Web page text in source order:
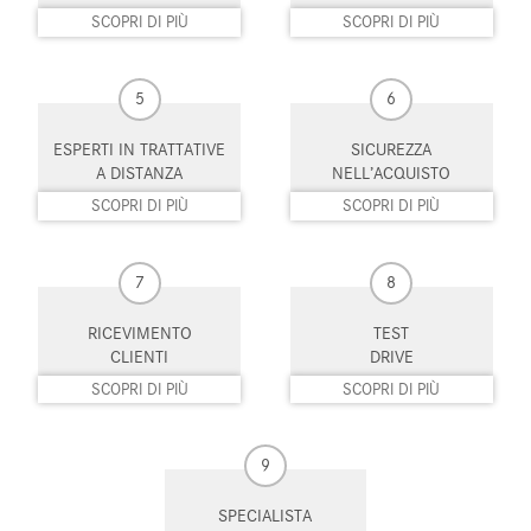
Start/Stop Automatico Supporto lombare
Vetri oscurati
SCOPRI DI PIÙ
SCOPRI DI PIÙ
5
ESPERTI IN TRATTATIVE
A DISTANZA
SCOPRI DI PIÙ
6
SICUREZZA
NELL’ACQUISTO
SCOPRI DI PIÙ
7
RICEVIMENTO
CLIENTI
SCOPRI DI PIÙ
8
TEST
DRIVE
SCOPRI DI PIÙ
9
SPECIALISTA